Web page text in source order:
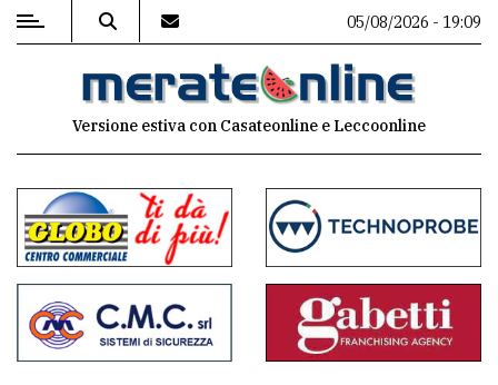
MENU
commenti
Contenuti
del
sito
05/08/2026 - 19:09
Versione estiva con Casateonline e Leccoonline